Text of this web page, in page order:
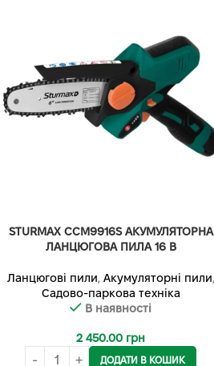
STURMAX CCM9916S АКУМУЛЯТОРНА
ЛАНЦЮГОВА ПИЛА 16 В
Ланцюгові пили, Акумуляторні пили,
Садово-паркова техніка
В наявності
2 450.00 грн
ДОДАТИ В КОШИК